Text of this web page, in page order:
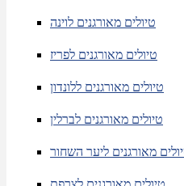
טיולים מאורגנים לוינה
טיולים מאורגנים לפריז
טיולים מאורגנים ללונדון
טיולים מאורגנים לברלין
מאורגנים ליער השחור